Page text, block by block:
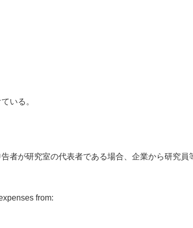
いる。
者が研究室の代表者である場合、企業から研究員
from: